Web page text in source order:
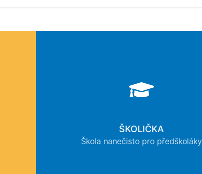
ŠKOLIČKA
Škola nanečisto pro předškoláky